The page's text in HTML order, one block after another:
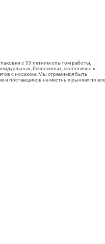
с 33-летним опытом работы,
безопасных, экологичных
с носиком. Мы стремимся быть
и поставщиков на местных рынках по